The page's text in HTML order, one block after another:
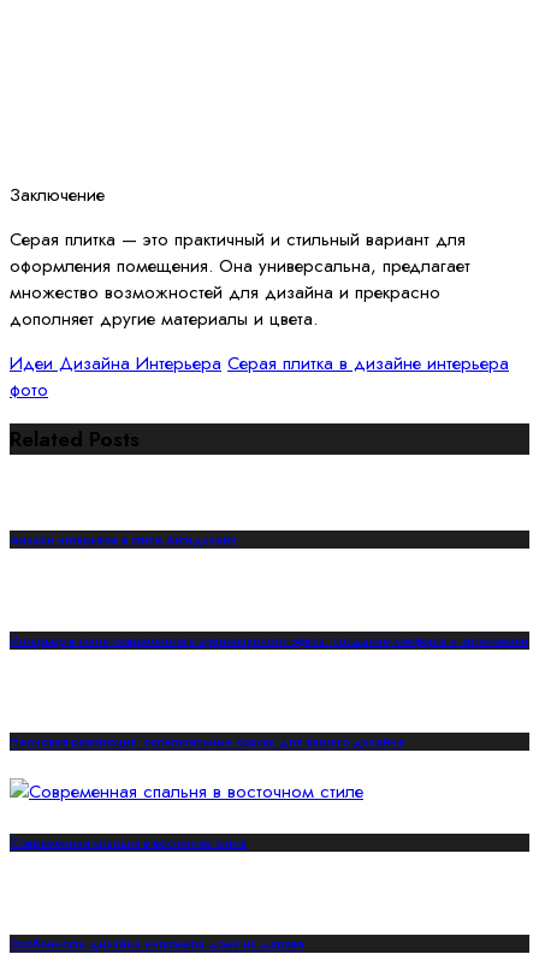
Заключение
Серая плитка — это практичный и стильный вариант для
оформления помещения. Она универсальна, предлагает
множество возможностей для дизайна и прекрасно
дополняет другие материалы и цвета.
Идеи Дизайна Интерьера Серая плитка в дизайне интерьера
фото
Related Posts
Дизайн интерьера в стиле Антидизайн
Интерьер в стиле современного архитектурного офиса: создание комфорта и эргономики
Неоновая революция: ослепительные краски для вашего дизайна
Современная спальня в восточном стиле
Особенности дизайна интерьера дома из дерева